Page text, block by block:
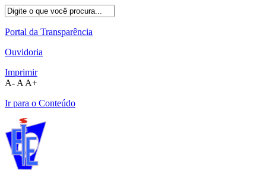
Portal da Transparência
Ouvidoria
Imprimir
A- A A+
Ir para o Conteúdo